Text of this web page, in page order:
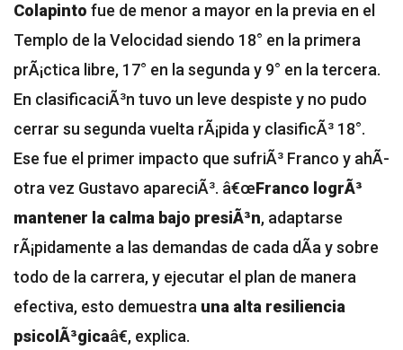
Colapinto fue de menor a mayor en la previa en el
Templo de la Velocidad siendo 18° en la primera
prÃ¡ctica libre, 17° en la segunda y 9° en la tercera.
En clasificaciÃ³n tuvo un leve despiste y no pudo
cerrar su segunda vuelta rÃ¡pida y clasificÃ³ 18°.
Ese fue el primer impacto que sufriÃ³ Franco y ahÃ­
otra vez Gustavo apareciÃ³. â€œFranco logrÃ³
mantener la calma bajo presiÃ³n, adaptarse
rÃ¡pidamente a las demandas de cada dÃ­a y sobre
todo de la carrera, y ejecutar el plan de manera
efectiva, esto demuestra una alta resiliencia
psicolÃ³gicaâ€, explica.